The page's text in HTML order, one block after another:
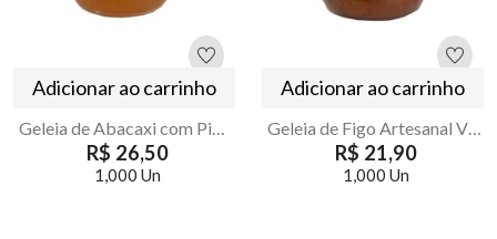
Adicionar ao carrinho
Geleia de Abacaxi com Pimenta Artesanal Villa Dora 200g
R$ 26,50
1,000 Un
Adicionar ao carrinho
Geleia de Figo Artesanal Villa Dora 200g
R$ 21,90
1,000 Un